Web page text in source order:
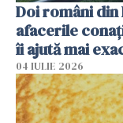
Doi români din
afacerile
îi ajută mai
04 IULIE 2026